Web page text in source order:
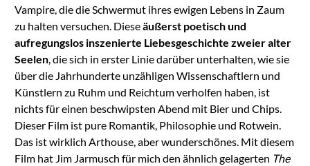
Vampire, die die Schwermut ihres ewigen Lebens in Zaum
zu halten versuchen. Dieseäußerst poetisch und
aufregungslos inszenierte Liebesgeschichte zweier alter
Seelen, die sich in erster Linie darüber unterhalten, wie sie
über die Jahrhunderte unzähligen Wissenschaftlern und
Künstlern zu Ruhm und Reichtum verholfen haben, ist
nichts für einen beschwipsten Abend mit Bier und Chips.
Dieser Film ist pure Romantik, Philosophie und Rotwein.
Das ist wirklich Arthouse, aber wunderschönes. Mit diesem
Film hat Jim Jarmusch für mich den ähnlich gelagerten The